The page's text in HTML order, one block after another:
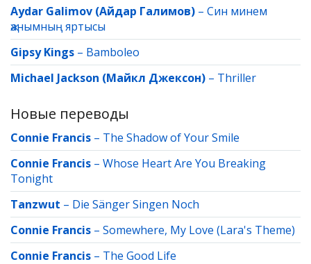
Aydar Galimov (Айдар Галимов) – Син минем
җанымның яртысы
Gipsy Kings – Bamboleo
Michael Jackson (Майкл Джексон) – Thriller
Новые переводы
Connie Francis – The Shadow of Your Smile
Connie Francis – Whose Heart Are You Breaking
Tonight
Tanzwut – Die Sänger Singen Noch
Connie Francis – Somewhere, My Love (Lara's Theme)
Connie Francis – The Good Life